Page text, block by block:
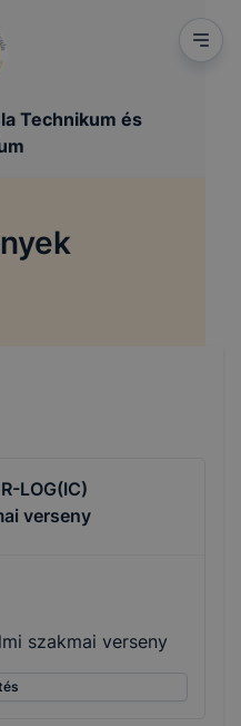
Technikum és
LOG(IC)
verseny
szakmai verseny